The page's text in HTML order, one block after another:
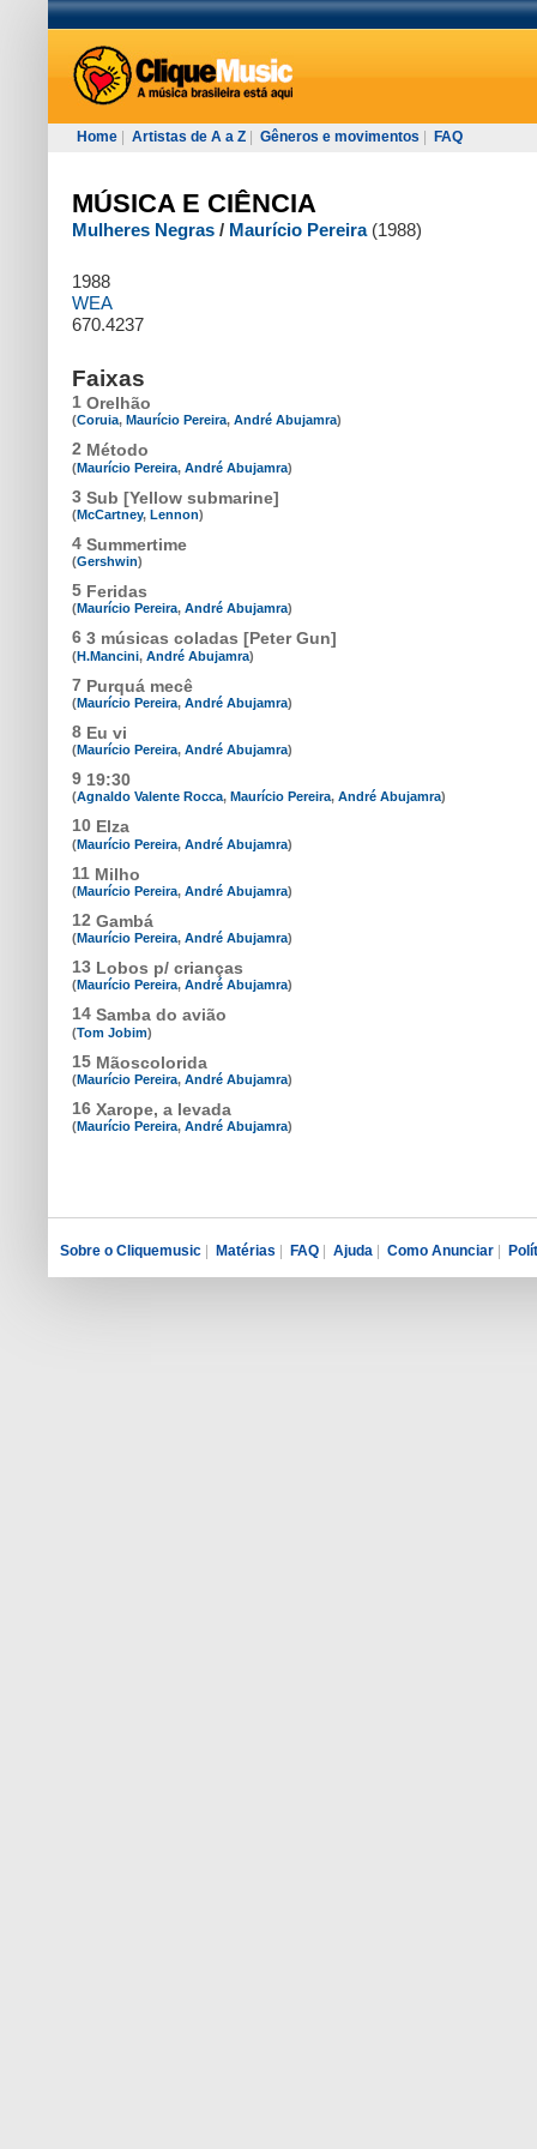
Home Artistas de A a Z Gêneros e movimentos FAQ
MÚSICA E CIÊNCIA
Mulheres Negras / Maurício Pereira (1988)
1988
WEA
670.4237
Faixas
1 Orelhão
(Coruia, Maurício Pereira, André Abujamra)
2 Método
(Maurício Pereira, André Abujamra)
3 Sub [Yellow submarine]
(McCartney, Lennon)
4 Summertime
(Gershwin)
5 Feridas
(Maurício Pereira, André Abujamra)
6 3 músicas coladas [Peter Gun]
(H.Mancini, André Abujamra)
7 Purquá mecê
(Maurício Pereira, André Abujamra)
8 Eu vi
(Maurício Pereira, André Abujamra)
9 19:30
(Agnaldo Valente Rocca, Maurício Pereira, André Abujamra)
10 Elza
(Maurício Pereira, André Abujamra)
11 Milho
(Maurício Pereira, André Abujamra)
12 Gambá
(Maurício Pereira, André Abujamra)
13 Lobos p/ crianças
(Maurício Pereira, André Abujamra)
14 Samba do avião
(Tom Jobim)
15 Mãoscolorida
(Maurício Pereira, André Abujamra)
16 Xarope, a levada
(Maurício Pereira, André Abujamra)
Sobre o Cliquemusic Matérias FAQ Ajuda Como Anunciar